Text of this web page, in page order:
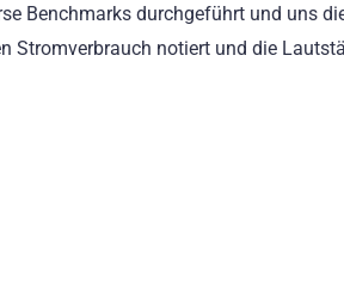
Benchmarks durchgeführt und uns
Stromverbrauch notiert und die